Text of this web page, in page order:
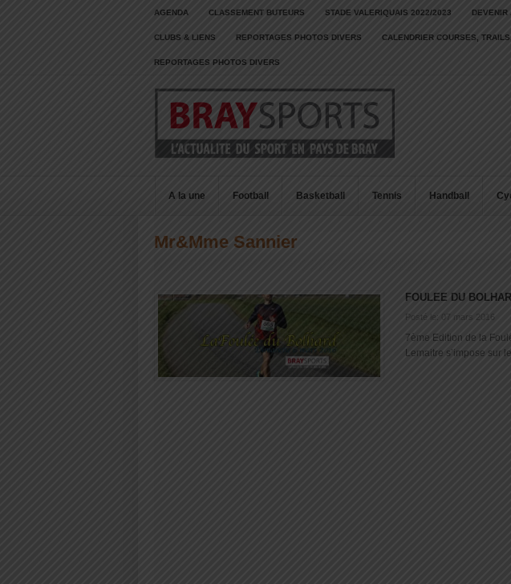
AGENDA CLASSEMENT BUTEURS STADE VALERIQUAIS 2022/2023 DEVENIR
CLUBS & LIENS REPORTAGES PHOTOS DIVERS CALENDRIER COURSES,
REPORTAGES PHOTOS DIVERS
A la une Football Basketball Tennis Handball
Mr&Mme Sannier
FOULEE DU
Posté le: 07 mars 2016
7ème Edition de la
Lemaitre s’impose sur